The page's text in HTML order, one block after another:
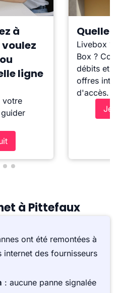
à
ligne
votre
Quelle
Livebox ?
Box ?
débits et
offres
d'accès.
Je
à Pittefaux
ont été remontées à
des fournisseurs
: aucune panne signalée